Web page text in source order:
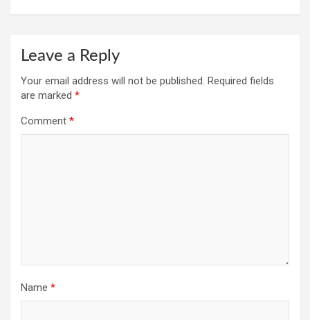
Leave a Reply
Your email address will not be published. Required fields
are marked *
Comment *
Name *